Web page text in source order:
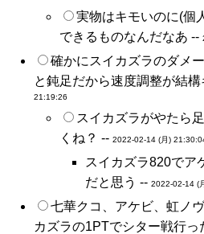
実物はキモいのに(個
できるものなんだなあ --
確かにスイカズラのダメ
と鈍足だから速度調整が結
21:19:26
スイカズラがやたら
くね？ -- 2022-02-14 (月)
スイカズラ820でア
だと思う -- 2022-02-14 (
七華クコ、アケビ、虹ノ
カズラの1PTでシター戦行っ